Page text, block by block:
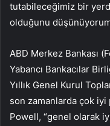
tutabileceğimiz bir
olduğunu
ABD Merkez Bankası
Yabancı Bankacılar
Yıllık Genel Kurul
son zamanlarda çok
Powell, “genel olarak